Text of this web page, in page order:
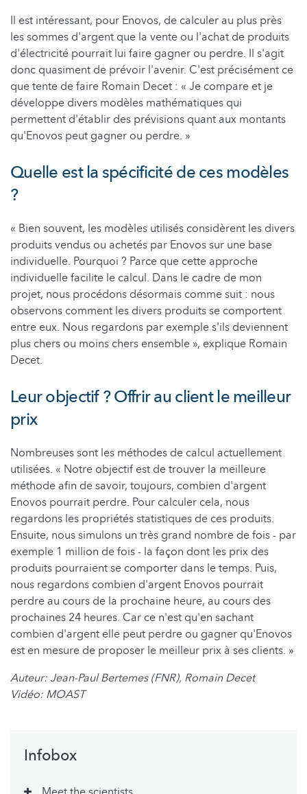
Il est intéressant, pour Enovos, de calculer au plus près
les sommes d'argent que la vente ou l'achat de produits
d'électricité pourrait lui faire gagner ou perdre. Il s'agit
donc quasiment de prévoir l'avenir. C'est précisément ce
que tente de faire Romain Decet : « Je compare et je
développe divers modèles mathématiques qui
permettent d'établir des prévisions quant aux montants
qu'Enovos peut gagner ou perdre. »
Quelle est la spécificité de ces modèles
?
« Bien souvent, les modèles utilisés considèrent les divers
produits vendus ou achetés par Enovos sur une base
individuelle. Pourquoi ? Parce que cette approche
individuelle facilite le calcul. Dans le cadre de mon
projet, nous procédons désormais comme suit : nous
observons comment les divers produits se comportent
entre eux. Nous regardons par exemple s'ils deviennent
plus chers ou moins chers ensemble », explique Romain
Decet.
Leur objectif ? Offrir au client le meilleur
prix
Nombreuses sont les méthodes de calcul actuellement
utilisées. « Notre objectif est de trouver la meilleure
méthode afin de savoir, toujours, combien d'argent
Enovos pourrait perdre. Pour calculer cela, nous
regardons les propriétés statistiques de ces produits.
Ensuite, nous simulons un très grand nombre de fois - par
exemple 1 million de fois - la façon dont les prix des
produits pourraient se comporter dans le temps. Puis,
nous regardons combien d'argent Enovos pourrait
perdre au cours de la prochaine heure, au cours des
prochaines 24 heures. Car ce n'est qu'en sachant
combien d'argent elle peut perdre ou gagner qu'Enovos
est en mesure de proposer le meilleur prix à ses clients. »
Auteur: Jean-Paul Bertemes (FNR), Romain Decet
Vidéo: MOAST
Infobox